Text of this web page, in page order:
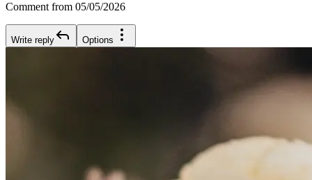
Comment from 05/05/2026
Write reply Options